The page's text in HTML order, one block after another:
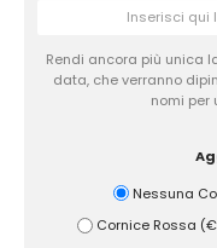
Rendi ancora più unica
data, che verranno
nomi per
Nessuna
Cornice Rossa (€